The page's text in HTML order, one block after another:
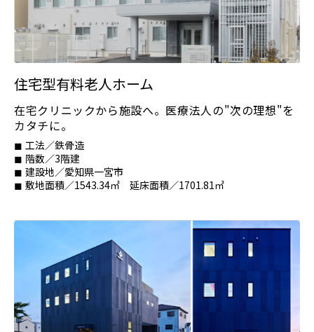
住宅型有料老人ホーム
在宅クリニックから施設へ。医療法人の"次の理想"を
カタチに。
工法／鉄骨造
階数／3階建
建設地／愛知県一宮市
敷地面積／1543.34㎡ 延床面積／1701.81㎡